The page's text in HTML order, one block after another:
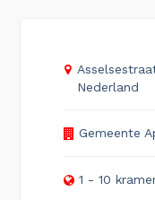
Nederland
Gemeente
1 - 10